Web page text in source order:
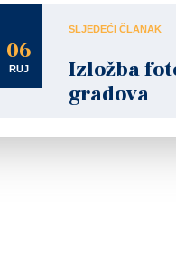
06
RUJ
SLJEDEĆI ČLANAK
Izložba
gradova